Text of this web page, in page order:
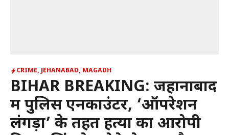
CRIME, JEHANABAD, MAGADH
BIHAR BREAKING: जहानाबाद
में पुलिस एनकाउंटर, ‘ऑपरेशन
लंगड़ा’ के तहत हत्या का आरोपी